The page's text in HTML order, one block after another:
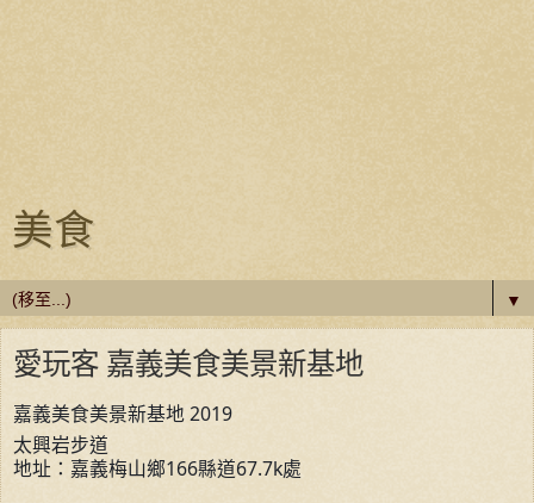
美食
▼
愛玩客 嘉義美食美景新基地
嘉義美食美景新基地 2019
太興岩步道
地址：嘉義梅山鄉166縣道67.7k處